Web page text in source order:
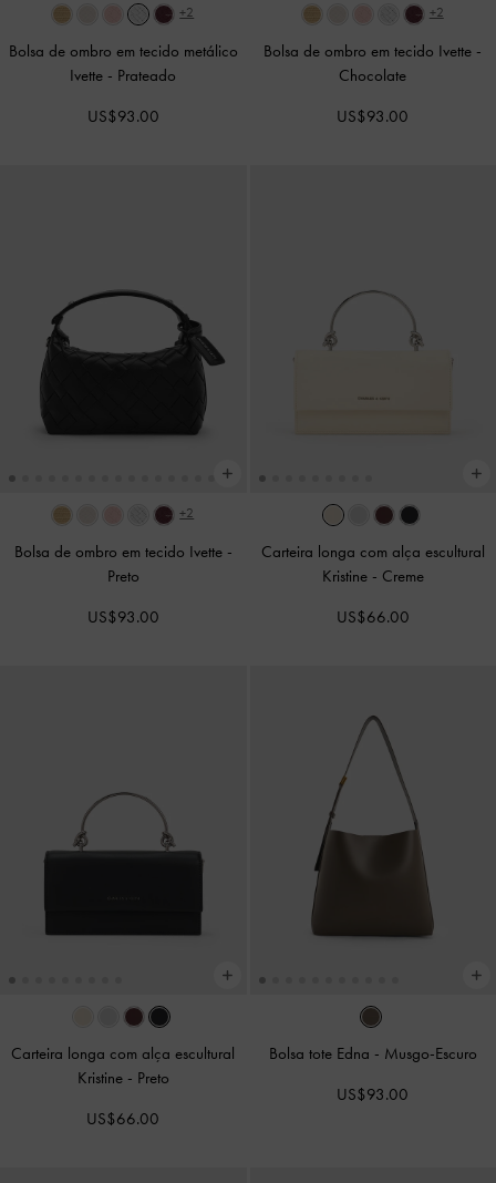
+2
Bolsa de ombro em tecido metálico
Ivette - Prateado
US$93.00
+2
Bolsa de ombro em tecido Ivette -
Chocolate
US$93.00
+2
Bolsa de ombro em tecido Ivette -
Preto
US$93.00
Carteira longa com alça escultural
Kristine - Creme
US$66.00
Carteira longa com alça escultural
Kristine - Preto
US$66.00
Bolsa tote Edna - Musgo-Escuro
US$93.00